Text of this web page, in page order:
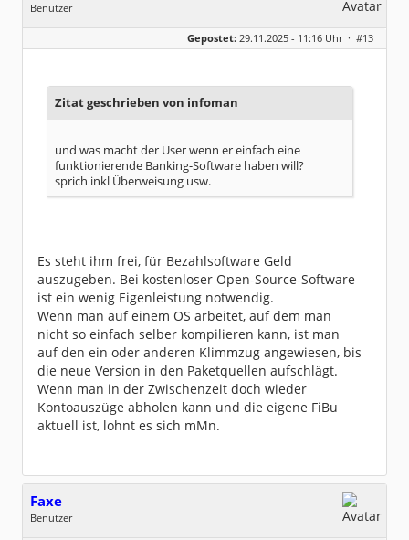
Benutzer
Geschlecht:
keine Angabe
Dabei seit:
10 / 2019
Gepostet: 29.11.2025 - 11:16 Uhr · #13
Zitat geschrieben von infoman
und was macht der User wenn er einfach eine
funktionierende Banking-Software haben will?
sprich inkl Überweisung usw.
Es steht ihm frei, für Bezahlsoftware Geld
auszugeben. Bei kostenloser Open-Source-Software
ist ein wenig Eigenleistung notwendig.
Wenn man auf einem OS arbeitet, auf dem man
nicht so einfach selber kompilieren kann, ist man
auf den ein oder anderen Klimmzug angewiesen, bis
die neue Version in den Paketquellen aufschlägt.
Wenn man in der Zwischenzeit doch wieder
Kontoauszüge abholen kann und die eigene FiBu
aktuell ist, lohnt es sich mMn.
Faxe
Benutzer